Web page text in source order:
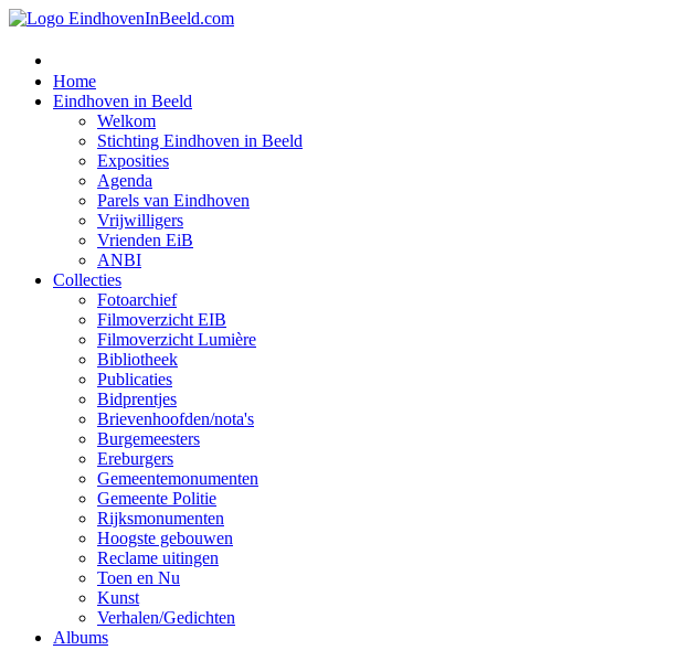
Home
Eindhoven in Beeld
Welkom
Stichting Eindhoven in Beeld
Exposities
Agenda
Parels van Eindhoven
Vrijwilligers
Vrienden EiB
ANBI
Collecties
Fotoarchief
Filmoverzicht EIB
Filmoverzicht Lumière
Bibliotheek
Publicaties
Bidprentjes
Brievenhoofden/nota's
Burgemeesters
Ereburgers
Gemeentemonumenten
Gemeente Politie
Rijksmonumenten
Hoogste gebouwen
Reclame uitingen
Toen en Nu
Kunst
Verhalen/Gedichten
Albums